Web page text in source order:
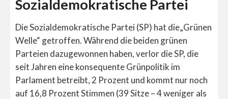
Sozialdemokratische Partei
Die Sozialdemokratische Partei (SP) hat die„Grünen
Welle“ getroffen. Während die beiden grünen
Parteien dazugewonnen haben, verlor die SP, die
seit Jahren eine konsequente Grünpolitik im
Parlament betreibt, 2 Prozent und kommt nur noch
auf 16,8 Prozent Stimmen (39 Sitze – 4 weniger als